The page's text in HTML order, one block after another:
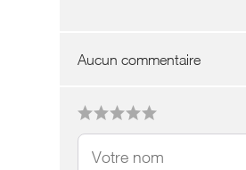
Aucun commentaire